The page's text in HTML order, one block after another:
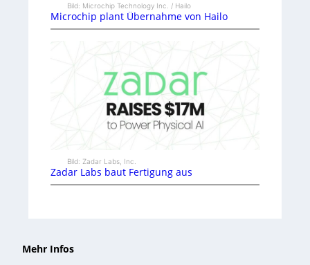
Bild: Microchip Technology Inc. / Hailo
Microchip plant Übernahme von Hailo
Bild: Zadar Labs, Inc.
Zadar Labs baut Fertigung aus
Mehr Infos